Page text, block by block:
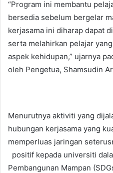
“Program ini membantu
bersedia sebelum bergelar
kerjasama ini diharap dapat
serta melahirkan pelajar
aspek kehidupan,” ujarnya
oleh Pengetua, Shamsudin
Menurutnya aktiviti yang
hubungan kerjasama yang
memperluas jaringan
positif kepada universiti
Pembangunan Mampan